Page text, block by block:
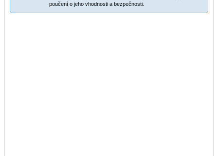
poučení o jeho vhodnosti a bezpečnosti.